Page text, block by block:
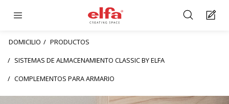
DOMICILIO
PRODUCTOS
SISTEMAS DE ALMACENAMIENTO CLASSIC BY ELFA
COMPLEMENTOS PARA ARMARIO